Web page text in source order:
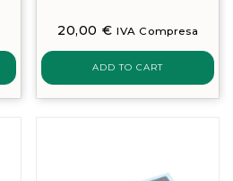
20,00 € IVA Compresa
ADD TO CART